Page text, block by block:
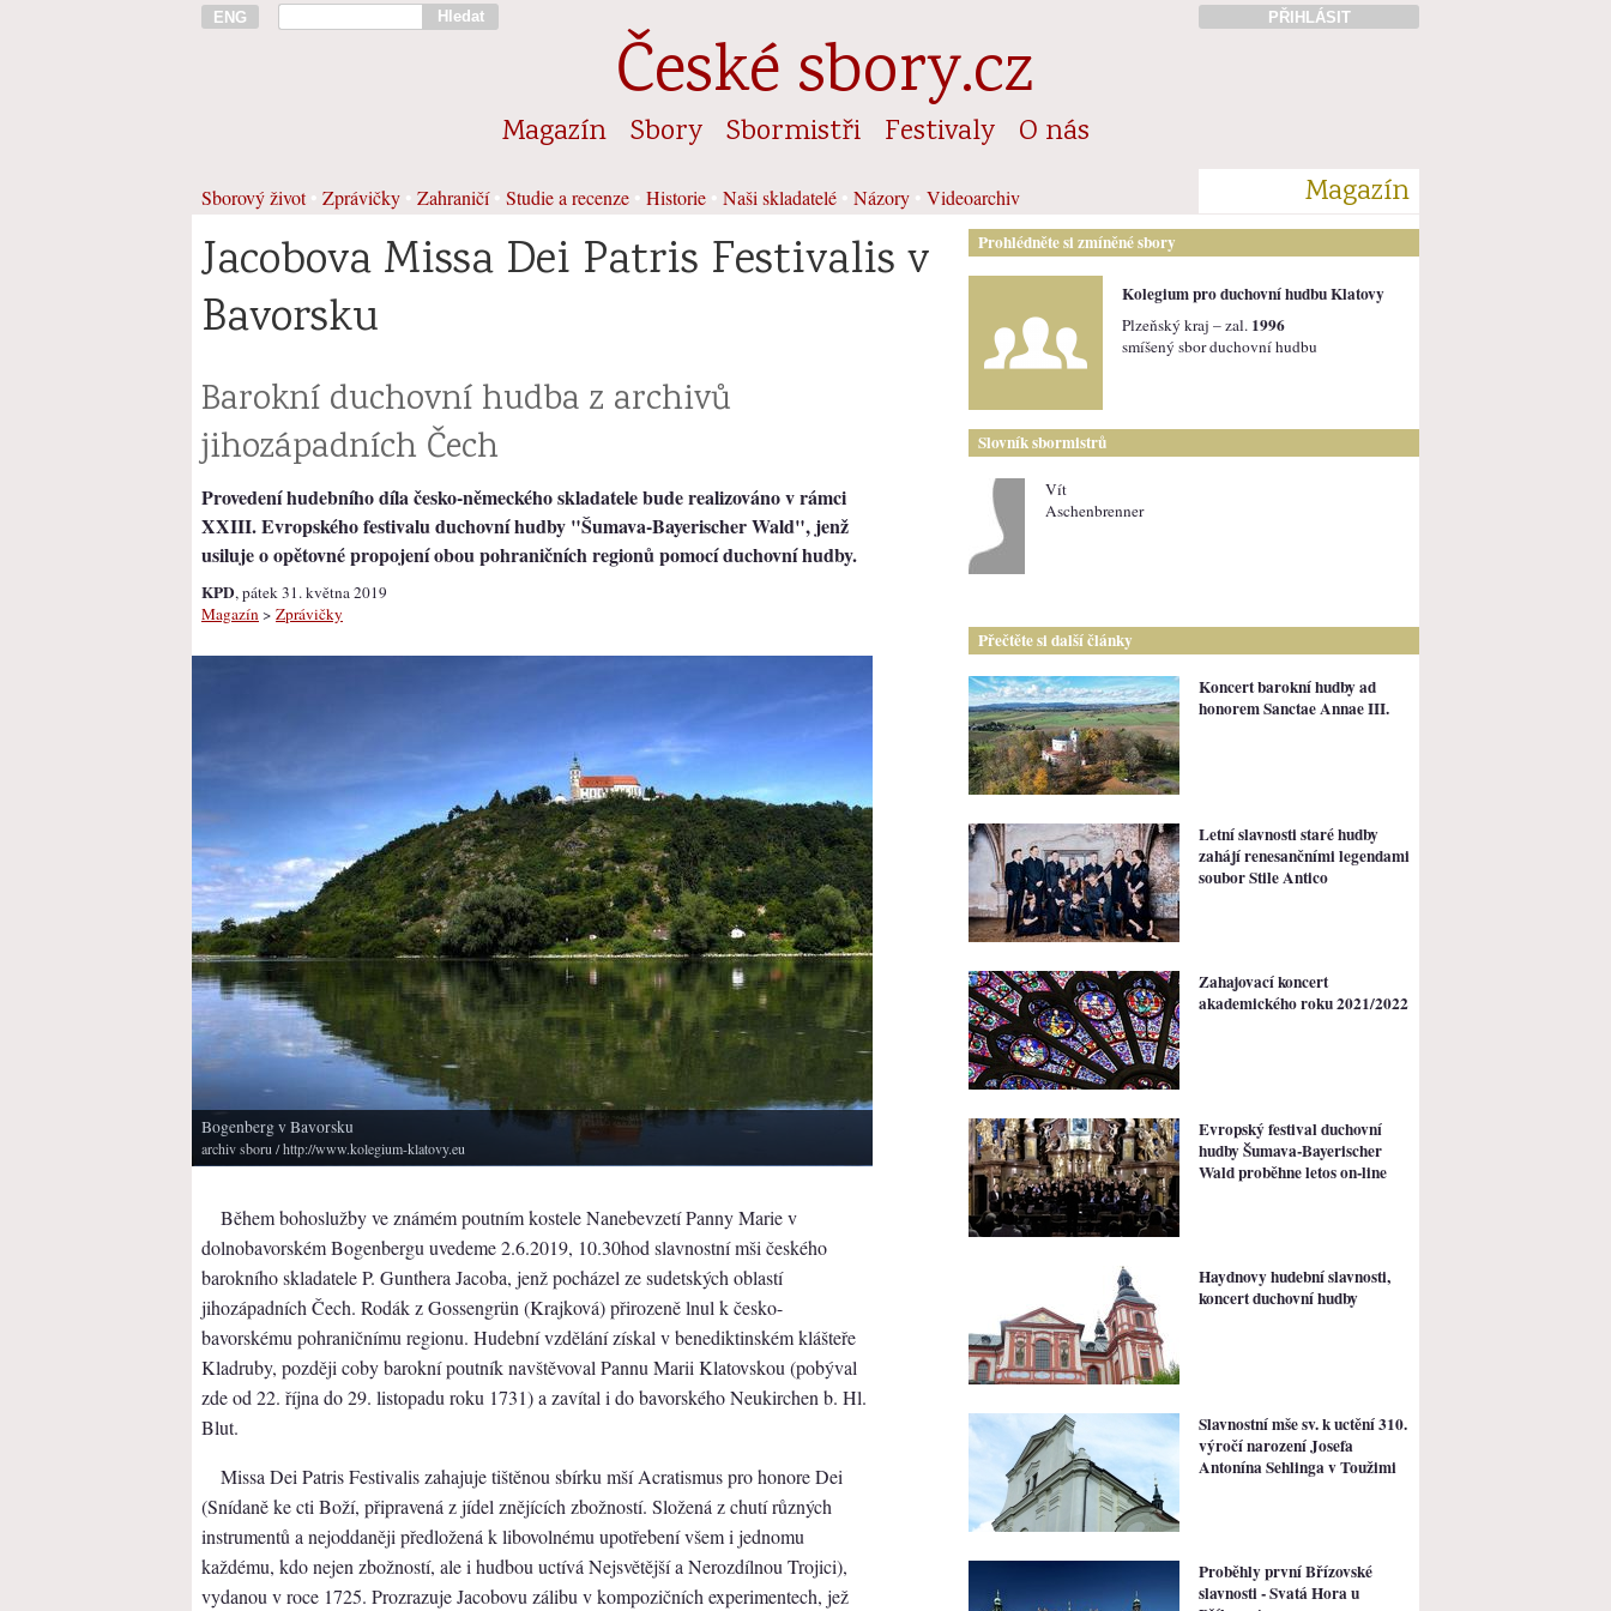
ENG Hledat PŘIHLÁSIT
České sbory.cz
Magazín Sbory Sbormistři Festivaly O nás
Sborový život• Zprávičky Zahraničí• Studie a recenze Historie Naši skladatelé Názory Videoarchiv Magazín
Jacobova Missa Dei Patris Festivalis v
Bavorsku
Barokní duchovní hudba z archivů
jihozápadních Čech
Provedení hudebního díla česko-německého skladatele bude realizováno v rámci
XXIII. Evropského festivalu duchovní hudby "Šumava-Bayerischer Wald", jenž
usiluje o opětovné propojení obou pohraničních regionů pomocí duchovní hudby.
KPD, pátek 31. května 2019
Magazín > Zprávičky
Bogenberg v Bavorsku
archiv sboru / http://www.kolegium-klatovy.eu
Během bohoslužby ve známém poutním kostele Nanebevzetí Panny Marie v
dolnobavorském Bogenbergu uvedeme 2.6.2019, 10.30hod slavnostní mši českého
barokního skladatele P. Gunthera Jacoba, jenž pocházel ze sudetských oblastí
jihozápadních Čech. Rodák z Gossengrün (Krajková) přirozeně lnul k česko-
bavorskému pohraničnímu regionu. Hudební vzdělání získal v benediktinském klášteře
Kladruby, později coby barokní poutník navštěvoval Pannu Marii Klatovskou (pobýval
zde od 22. října do 29. listopadu roku 1731) a zavítal i do bavorského Neukirchen b. Hl.
Blut.
Missa Dei Patris Festivalis zahajuje tištěnou sbírku mší Acratismus pro honore Dei
(Snídaně ke cti Boží, připravená z jídel znějících zbožností. Složená z chutí různých
instrumentů a nejoddaněji předložená k libovolnému upotřebení všem i jednomu
každému, kdo nejen zbožností, ale i hudbou uctívá Nejsvětější a Nerozdílnou Trojici),
vydanou v roce 1725. Prozrazuje Jacobovu zálibu v kompozičních experimentech, jež
Prohlédněte si zmíněné sbory
Kolegium pro duchovní hudbu Klatovy
Plzeňský kraj – zal. 1996
smíšený sbor duchovní hudbu
Slovník sbormistrů
Vít
Aschenbrenner
Přečtěte si další články
Koncert barokní hudby ad
honorem Sanctae Annae III.
Letní slavnosti staré hudby
zahájí renesančními legendami
soubor Stile Antico
Zahajovací koncert
akademického roku 2021/2022
Evropský festival duchovní
hudby Šumava-Bayerischer
Wald proběhne letos on-line
Haydnovy hudební slavnosti,
koncert duchovní hudby
Slavnostní mše sv. k uctění 310.
výročí narození Josefa
Antonína Sehlinga v Toužimi
Proběhly první Břízovské
slavnosti - Svatá Hora u